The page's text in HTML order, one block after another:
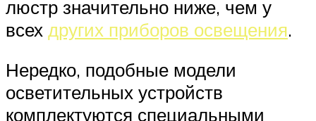
люстр значительно ниже, чем у
всех других приборов освещения.
Нередко, подобные модели
осветительных устройств
комплектуются специальными